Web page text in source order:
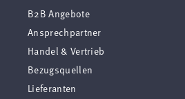
B2B Angebote
Ansprechpartner
Handel & Vertrieb
Bezugsquellen
Lieferanten